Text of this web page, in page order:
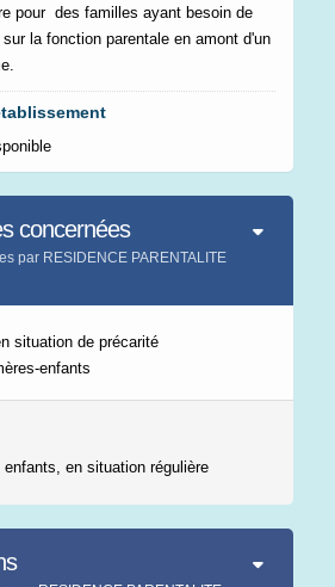
pour des familles ayant besoin de
la fonction parentale en amont d'un
concernées
par RESIDENCE PARENTALITE
situation de précarité
enfants
en situation régulière